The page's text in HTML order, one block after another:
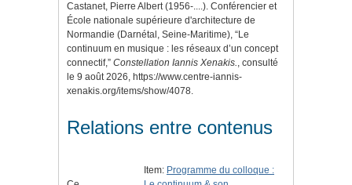
Castanet, Pierre Albert (1956-....). Conférencier et
École nationale supérieure d'architecture de
Normandie (Darnétal, Seine-Maritime), “Le
continuum en musique : les réseaux d’un concept
connectif,” Constellation Iannis Xenakis., consulté
le 9 août 2026, https://www.centre-iannis-
xenakis.org/items/show/4078.
Relations entre contenus
Item: Programme du colloque :